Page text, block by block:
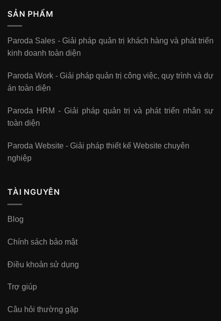
SẢN PHẨM
Paroda Sales - Giải pháp quản trị khách hàng và phát triển
kinh doanh toàn diện
Paroda Work - Giải pháp quản trị công việc, quy trình và dự
án toàn diện
Paroda HRM - Giải pháp quản trị và phát triển nhân sự
toàn diện
Paroda Website - Giải pháp thiết kế Website chuyên
nghiệp
TÀI NGUYÊN
Blog
Chính sách bảo mật
Điều khoản sử dụng
Trợ giúp
Câu hỏi thường gặp